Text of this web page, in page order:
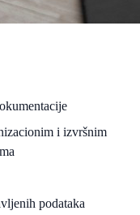
i izvršnim
podataka